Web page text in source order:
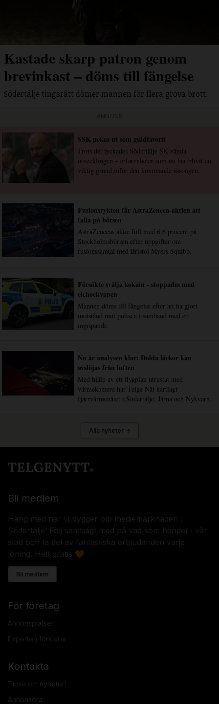
Kastade skarp patron genom
brevinkast – döms till fängelse
Södertälje tingsrätt dömer mannen för flera grova brott.
SSK pekas ut som guldfavorit
Trots det lyckades Södertälje SK vända
utvecklingen – erfarenheter som nu har blivit en
viktig grund inför den kommande säsongen.
Fusionsrykten får AstraZeneca-aktien att
falla på börsen
AstraZenecas aktie föll med 6,6 procent på
Stockholmsbörsen efter uppgifter om
fusionssamtal med Bristol Myers Squibb.
Försökte svälja kokain - stoppades med
elchockvapen
Mannen döms till fängelse efter att ha gjort
motstånd mot polisen i samband med ett
ingripande.
Nu är analysen klar: Dolda läckor kan
avslöjas från luften
Med hjälp av ett flygplan utrustat med
värmekamera har Telge Nät kartlagt
fjärrvärmenätet i Södertälje, Järna och Nykvarn.
Alla nyheter →
Bli medlem
Häng med när vi bygger om mediemarknaden i
Södertälje! Följ samtidigt med på vad som händer i vår
stad och ta del av fantastiska erbjudanden varje
löning. Helt gratis 🧡
Bli medlem
För företag
Annonsplatser
Experten förklarar
Kontakta
Tipsa om nyheter!
Annonsera